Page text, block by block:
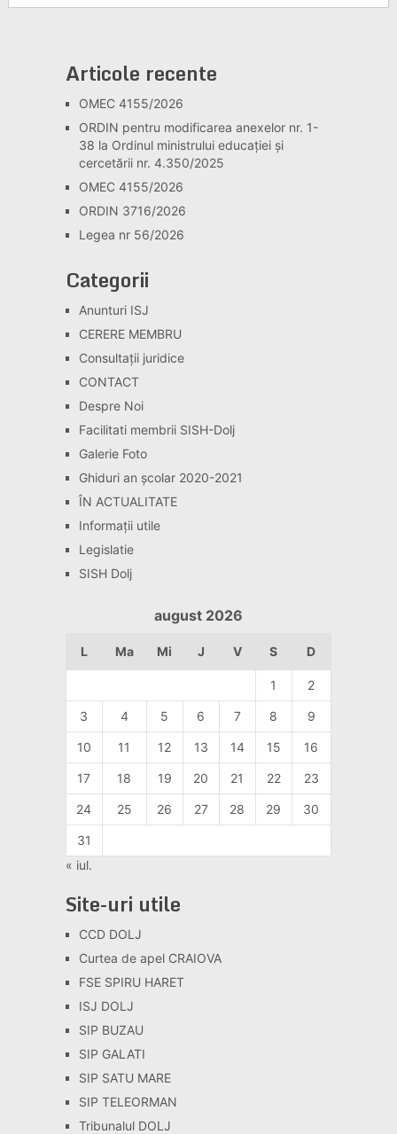
Articole recente
OMEC 4155/2026
ORDIN pentru modificarea anexelor nr. 1-
38 la Ordinul ministrului educației și
cercetării nr. 4.350/2025
OMEC 4155/2026
ORDIN 3716/2026
Legea nr 56/2026
Categorii
Anunturi ISJ
CERERE MEMBRU
Consultaţii juridice
CONTACT
Despre Noi
Facilitati membrii SISH-Dolj
Galerie Foto
Ghiduri an școlar 2020-2021
ÎN ACTUALITATE
Informaţii utile
Legislatie
SISH Dolj
august 2026
L Ma Mi J V S D
1 2
3 4 5 6 7 8 9
10 11 12 13 14 15 16
17 18 19 20 21 22 23
24 25 26 27 28 29 30
31
« iul.
Site-uri utile
CCD DOLJ
Curtea de apel CRAIOVA
FSE SPIRU HARET
ISJ DOLJ
SIP BUZAU
SIP GALATI
SIP SATU MARE
SIP TELEORMAN
Tribunalul DOLJ